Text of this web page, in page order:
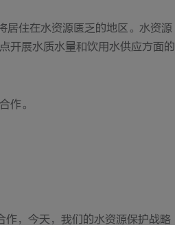
住在水资源匮乏的地区。水资源
开展水质水量和饮用水供应方面的
作。
，今天，我们的水资源保护战略